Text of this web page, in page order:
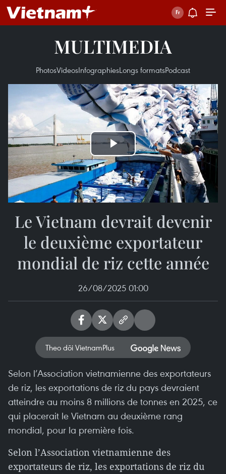
MULTIMEDIA
PhotosVideosInfographiesLongs formatsPodcast
Play
Video
Le Vietnam devrait devenir
le deuxième exportateur
mondial de riz cette année
26/08/2025 01:00
Theo dõi VietnamPlus
Selon l’Association vietnamienne des exportateurs
de riz, les exportations de riz du pays devraient
atteindre au moins 8 millions de tonnes en 2025, ce
qui placerait le Vietnam au deuxième rang
mondial, pour la première fois.
Selon l’Association vietnamienne des
exportateurs de riz, les exportations de riz du